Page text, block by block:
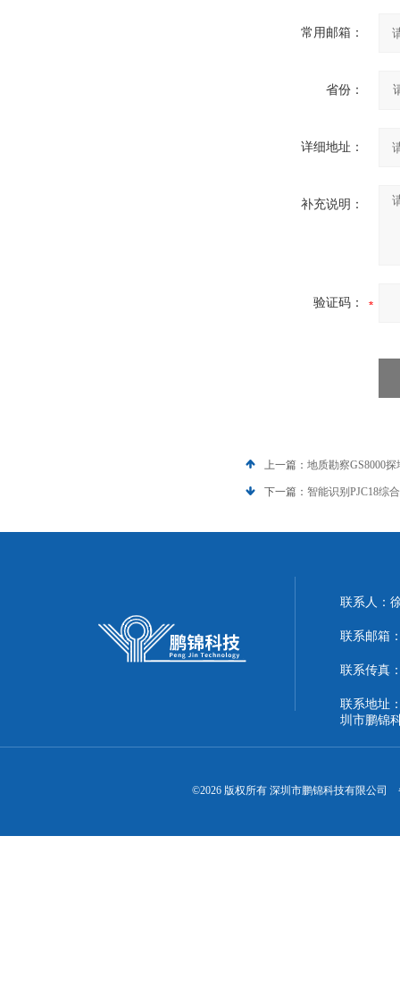
常用邮箱：
省份：
详细地址：
补充说明：
验证码：
上一篇： 地质勘察GS8000
下一篇： 智能识别PJC18综
联系人：
联系邮箱
联系传真
联系地址
圳市鹏锦
©2026 版权所有 深圳市鹏锦科技有限公司